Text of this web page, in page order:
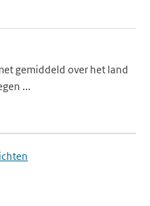
gemiddeld over het land
...